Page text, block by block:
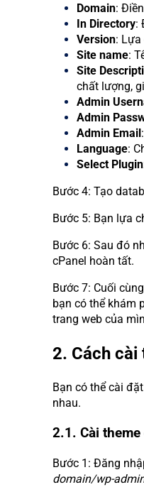
Domain:
In Directory:
Version: Lựa
Site name:
Site
chất lượng,
Admin
Admin
Admin Email
Language:
Select Plugin
Bước 4: Tạo
Bước 5: Bạn lựa
Bước 6: Sau đó
cPanel hoàn tất.
Bước 7: Cuối
bạn có thể khám
trang web của
2. Cách cài
Bạn có thể cài
nhau.
2.1. Cài
Bước 1: Đăng
domain/wp-